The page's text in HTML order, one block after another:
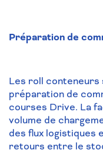
Préparation de
Les roll conteneurs
préparation de
courses Drive. La
volume de
des flux logistiques
retours entre le